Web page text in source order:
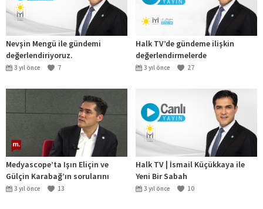
Nevşin Mengü ile gündemi
değerlendiriyoruz.
3 yıl önce 7
Halk TV’de gündeme ilişkin
değerlendirmelerde
bulunuyorum.
3 yıl önce 27
Medyascope’ta Işın Eliçin ve
Gülçin Karabağ’ın sorularını
yanıtlıyorum.
3 yıl önce 13
Halk TV | İsmail Küçükkaya ile
Yeni Bir Sabah
3 yıl önce 10